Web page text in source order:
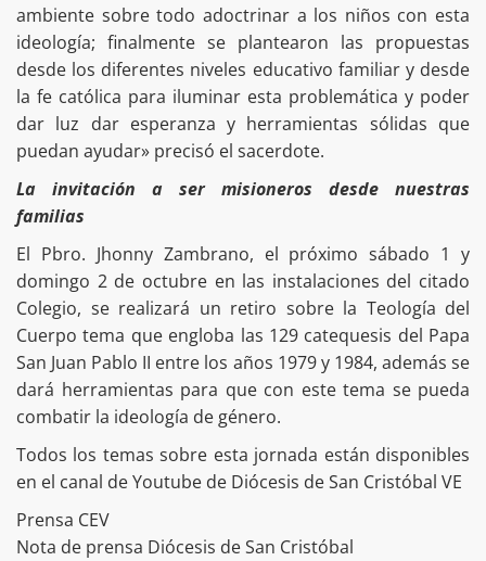
ambiente sobre todo adoctrinar a los niños con esta
ideología; finalmente se plantearon las propuestas
desde los diferentes niveles educativo familiar y desde
la fe católica para iluminar esta problemática y poder
dar luz dar esperanza y herramientas sólidas que
puedan ayudar» precisó el sacerdote.
La invitación a ser misioneros desde nuestras
familias
El Pbro. Jhonny Zambrano, el próximo sábado 1 y
domingo 2 de octubre en las instalaciones del citado
Colegio, se realizará un retiro sobre la Teología del
Cuerpo tema que engloba las 129 catequesis del Papa
San Juan Pablo II entre los años 1979 y 1984, además se
dará herramientas para que con este tema se pueda
combatir la ideología de género.
Todos los temas sobre esta jornada están disponibles
en el canal de Youtube de Diócesis de San Cristóbal VE
Prensa CEV
Nota de prensa Diócesis de San Cristóbal